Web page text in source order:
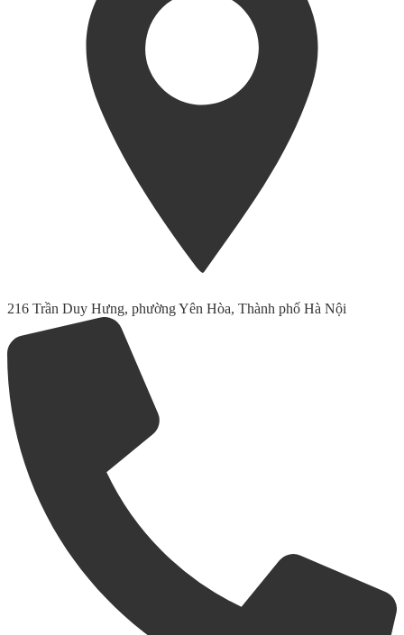
216 Trần Duy Hưng, phường Yên Hòa, Thành phố Hà Nội